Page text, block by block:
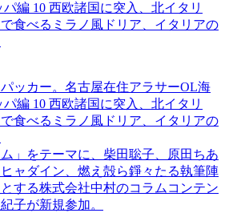
編 10 西欧諸国に突入、北イタリ
食べるミラノ風ドリア、イタリアの
ッカー。名古屋在住アラサーOL海
編 10 西欧諸国に突入、北イタリ
食べるミラノ風ドリア、イタリアの
」をテーマに、柴田聡子、原田ちあ
ャダイン、燃え殻ら錚々たる執筆陣
する株式会社中村のコラムコンテン
子が新規参加。